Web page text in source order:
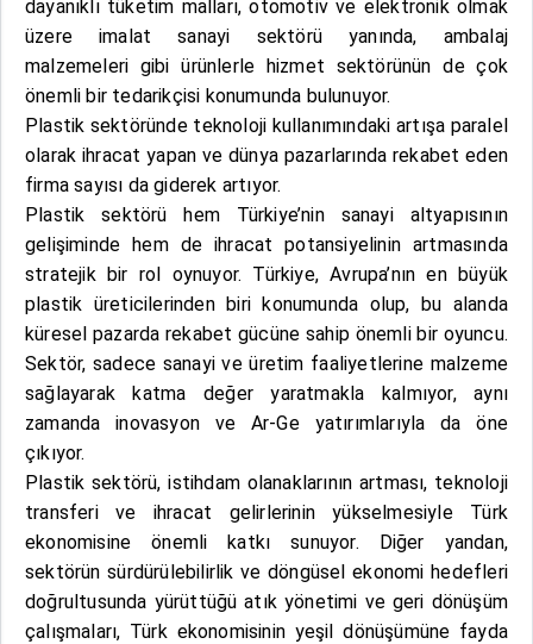
dayanıklı tüketim malları, otomotiv ve elektronik olmak
üzere imalat sanayi sektörü yanında, ambalaj
malzemeleri gibi ürünlerle hizmet sektörünün de çok
önemli bir tedarikçisi konumunda bulunuyor.
Plastik sektöründe teknoloji kullanımındaki artışa paralel
olarak ihracat yapan ve dünya pazarlarında rekabet eden
firma sayısı da giderek artıyor.
Plastik sektörü hem Türkiye’nin sanayi altyapısının
gelişiminde hem de ihracat potansiyelinin artmasında
stratejik bir rol oynuyor. Türkiye, Avrupa’nın en büyük
plastik üreticilerinden biri konumunda olup, bu alanda
küresel pazarda rekabet gücüne sahip önemli bir oyuncu.
Sektör, sadece sanayi ve üretim faaliyetlerine malzeme
sağlayarak katma değer yaratmakla kalmıyor, aynı
zamanda inovasyon ve Ar-Ge yatırımlarıyla da öne
çıkıyor.
Plastik sektörü, istihdam olanaklarının artması, teknoloji
transferi ve ihracat gelirlerinin yükselmesiyle Türk
ekonomisine önemli katkı sunuyor. Diğer yandan,
sektörün sürdürülebilirlik ve döngüsel ekonomi hedefleri
doğrultusunda yürüttüğü atık yönetimi ve geri dönüşüm
çalışmaları, Türk ekonomisinin yeşil dönüşümüne fayda